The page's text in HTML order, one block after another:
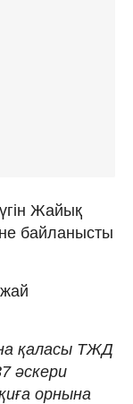
Жайық
байланысты
қаласы ТЖД
әскери
орнына